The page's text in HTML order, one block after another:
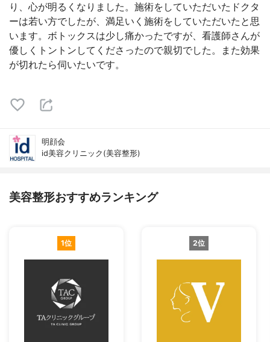
り、心が明るくなりました。施術をしていただいたドクタ
ーは若い方でしたが、満足いく施術をしていただいたと思
います。ボトックスは少し痛かったですが、看護師さんが
優しくトントンしてくださったので親切でした。また効果
が切れたら伺いたいです。
明顔会
id美容クリニック(美容整形)
美容整形おすすめランキング
1位 2位